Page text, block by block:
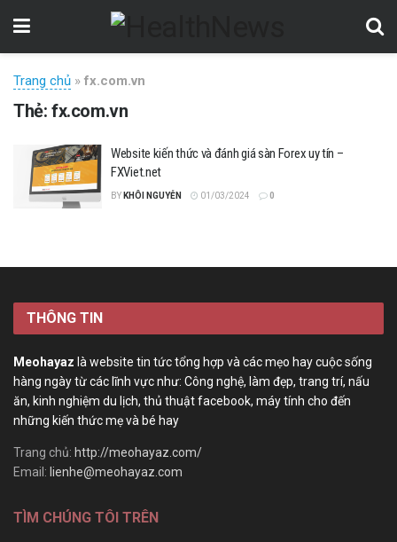
Trang chủ » fx.com.vn
Thẻ:fx.com.vn
Website kiến thức và đánh giá sàn Forex uy tín –
FXViet.net
BY KHÔI NGUYỄN 01/03/2024 0
THÔNG TIN
Meohayaz là website tin tức tổng hợp và các mẹo hay cuộc sống
hàng ngày từ các lĩnh vực như: Công nghệ, làm đẹp, trang trí, nấu
ăn, kinh nghiệm du lịch, thủ thuật facebook, máy tính cho đến
những kiến thức mẹ và bé hay
Trang chủ: http://meohayaz.com/
Email: lienhe@meohayaz.com
TÌM CHÚNG TÔI TRÊN